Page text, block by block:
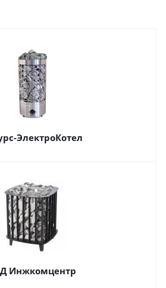
ЭлектроКотел
Инжкомцентр